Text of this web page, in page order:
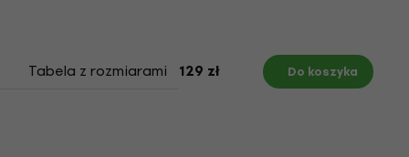
Tabela z rozmiarami 129 zł Do koszyka